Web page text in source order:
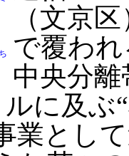
（文京
で覆わ
中央分
に及ぶ
業とし